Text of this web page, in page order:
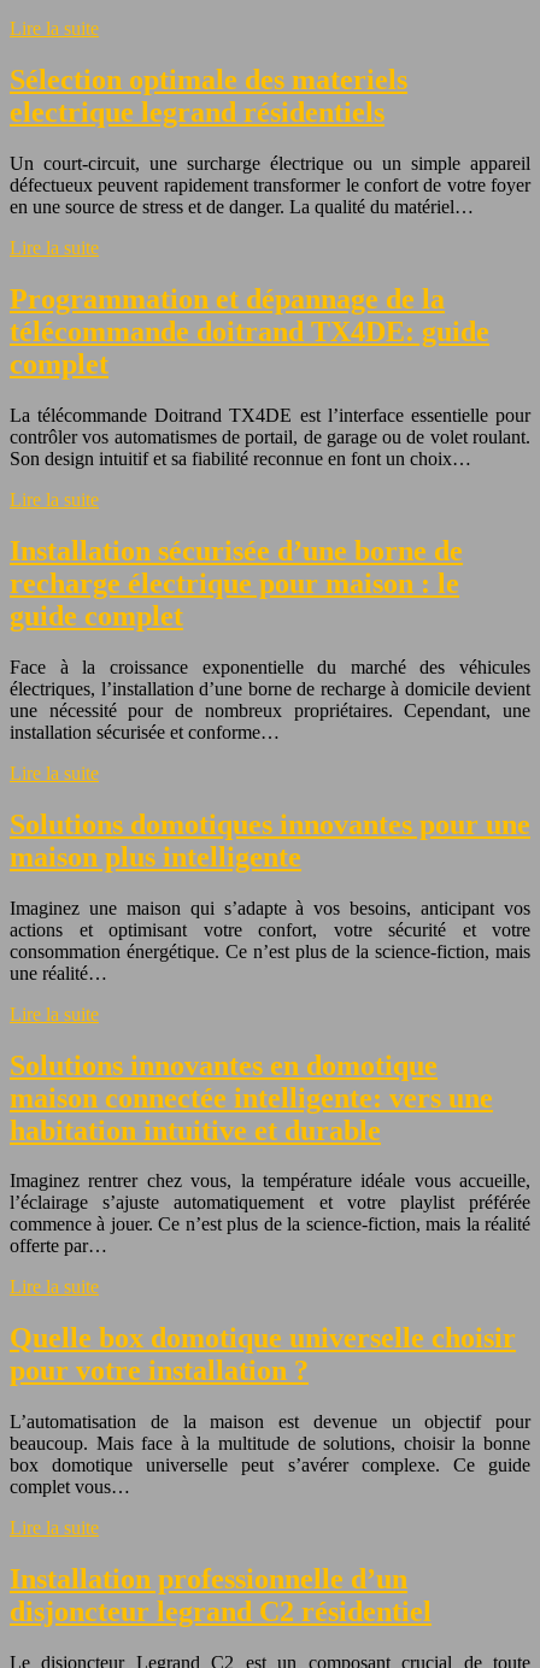
Lire la suite
Sélection optimale des materiels
electrique legrand résidentiels
Un court-circuit, une surcharge électrique ou un simple appareil
défectueux peuvent rapidement transformer le confort de votre foyer
en une source de stress et de danger. La qualité du matériel…
Lire la suite
Programmation et dépannage de la
télécommande doitrand TX4DE: guide
complet
La télécommande Doitrand TX4DE est l’interface essentielle pour
contrôler vos automatismes de portail, de garage ou de volet roulant.
Son design intuitif et sa fiabilité reconnue en font un choix…
Lire la suite
Installation sécurisée d’une borne de
recharge électrique pour maison : le
guide complet
Face à la croissance exponentielle du marché des véhicules
électriques, l’installation d’une borne de recharge à domicile devient
une nécessité pour de nombreux propriétaires. Cependant, une
installation sécurisée et conforme…
Lire la suite
Solutions domotiques innovantes pour une
maison plus intelligente
Imaginez une maison qui s’adapte à vos besoins, anticipant vos
actions et optimisant votre confort, votre sécurité et votre
consommation énergétique. Ce n’est plus de la science-fiction, mais
une réalité…
Lire la suite
Solutions innovantes en domotique
maison connectée intelligente: vers une
habitation intuitive et durable
Imaginez rentrer chez vous, la température idéale vous accueille,
l’éclairage s’ajuste automatiquement et votre playlist préférée
commence à jouer. Ce n’est plus de la science-fiction, mais la réalité
offerte par…
Lire la suite
Quelle box domotique universelle choisir
pour votre installation ?
L’automatisation de la maison est devenue un objectif pour
beaucoup. Mais face à la multitude de solutions, choisir la bonne
box domotique universelle peut s’avérer complexe. Ce guide
complet vous…
Lire la suite
Installation professionnelle d’un
disjoncteur legrand C2 résidentiel
Le disjoncteur Legrand C2 est un composant crucial de toute